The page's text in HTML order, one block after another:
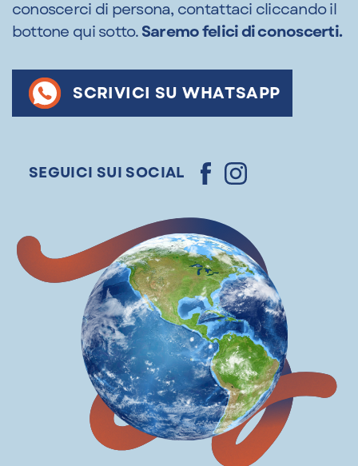
conoscerci di persona, contattaci cliccando il
bottone qui sotto.Saremo felici di conoscerti.
SCRIVICI SU WHATSAPP
SEGUICI SUI SOCIAL